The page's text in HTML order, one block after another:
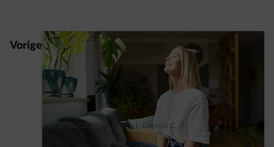
Vorige
17/03/2025 3 min. Daphné C.
6 tips om meer licht in huis te krijgen